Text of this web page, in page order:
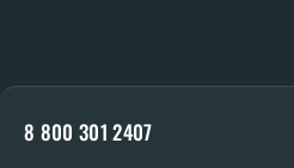
8 800 301 2407